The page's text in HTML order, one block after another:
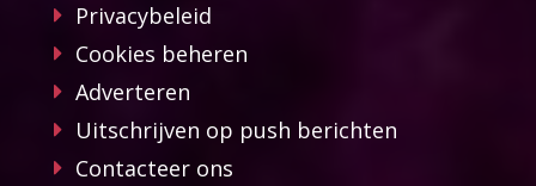
Privacybeleid
Cookies beheren
Adverteren
Uitschrijven op push berichten
Contacteer ons